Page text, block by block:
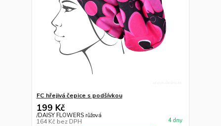
FC hřejivá čepice s podšívkou
199 Kč
/DAISY FLOWERS růžová
164 Kč bez DPH 4 dny